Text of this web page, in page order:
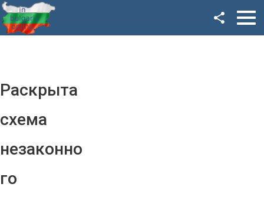
Раскрыта
схема
незаконно
го